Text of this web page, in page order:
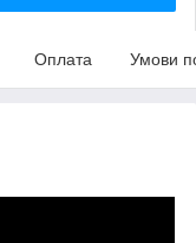
Оплата Умови